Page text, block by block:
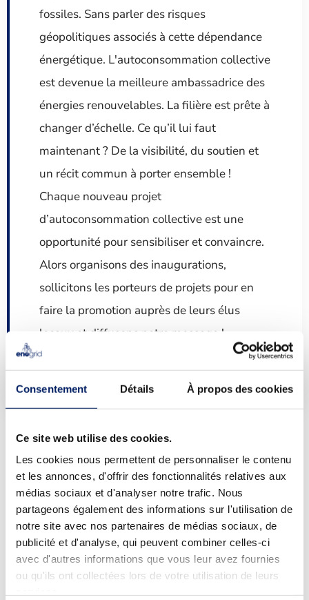
Consentement Détails À propos des cookies
Ce site web utilise des cookies.
Les cookies nous permettent de personnaliser le contenu
et les annonces, d'offrir des fonctionnalités relatives aux
médias sociaux et d'analyser notre trafic. Nous
partageons également des informations sur l'utilisation de
notre site avec nos partenaires de médias sociaux, de
publicité et d'analyse, qui peuvent combiner celles-ci
avec d'autres informations que vous leur avez fournies
ou qu'ils ont collectées lors de votre utilisation de leurs
fossiles. Sans parler des risques
géopolitiques associés à cette dépendance
énergétique. L'autoconsommation collective
est devenue la meilleure ambassadrice des
énergies renouvelables. La filière est prête à
changer d’échelle. Ce qu’il lui faut
maintenant ? De la visibilité, du soutien et
un récit commun à porter ensemble !
Chaque nouveau projet
d’autoconsommation collective est une
opportunité pour sensibiliser et convaincre.
Alors organisons des inaugurations,
sollicitons les porteurs de projets pour en
faire la promotion auprès de leurs élus
locaux et diffusons notre message !
Lire la tribune
Comment recruter efficacement pour
son projet d’autoconsommation
collective ?
Alors que les projets gagnent en puissance, le recrutement de